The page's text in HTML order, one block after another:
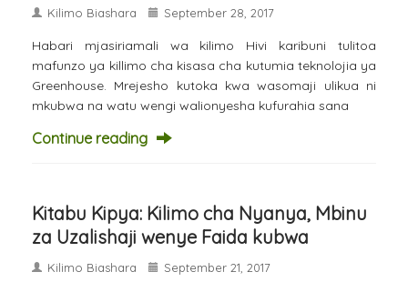
Kilimo Biashara September 28, 2017
Habari mjasiriamali wa kilimo Hivi karibuni tulitoa
mafunzo ya killimo cha kisasa cha kutumia teknolojia ya
Greenhouse. Mrejesho kutoka kwa wasomaji ulikua ni
mkubwa na watu wengi walionyesha kufurahia sana
Continue reading
Kitabu Kipya: Kilimo cha Nyanya, Mbinu
za Uzalishaji wenye Faida kubwa
Kilimo Biashara September 21, 2017